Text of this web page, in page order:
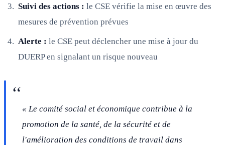
Suivi des actions : le CSE vérifie la mise en œuvre des
mesures de prévention prévues
Alerte : le CSE peut déclencher une mise à jour du
DUERP en signalant un risque nouveau
« Le comité social et économique contribue à la
promotion de la santé, de la sécurité et de
l'amélioration des conditions de travail dans